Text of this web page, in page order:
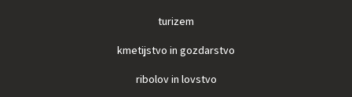
turizem
kmetijstvo in gozdarstvo
ribolov in lovstvo